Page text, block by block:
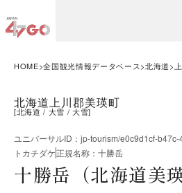
HOME 全国観光情報データベース 北海道
北海道上川郡美瑛町
[北海道 大雪 大雪]
ユニバーサルID ： jp-tourism/e0c9d1cf-
トカチダケ正規名称 ： 十勝岳
十勝岳（北海道美瑛